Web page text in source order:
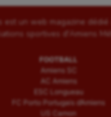
est un web magazine
sportives d'Amiens
FOOTBALL
Amiens SC
AC Amiens
ESC Longueau
FC Porto Portugais d’Amiens
US Camon